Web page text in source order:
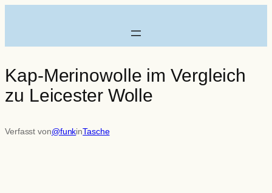
Kap-Merinowolle im Vergleich
zu Leicester Wolle
Verfasst von@funkinTasche